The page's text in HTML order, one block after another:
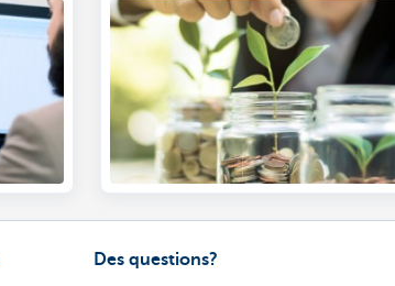
Des questions?